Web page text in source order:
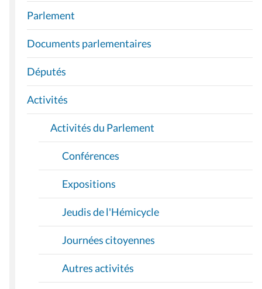
A
V
I
G
A
T
I
O
Parlement
Documents parlementaires
Députés
Activités
Activités du Parlement
Conférences
Expositions
Jeudis de l'Hémicycle
Journées citoyennes
Autres activités